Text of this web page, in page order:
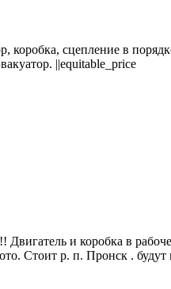
коробка, сцепление в
||equitable_price
и коробка в
Стоит р. п. Пронск .